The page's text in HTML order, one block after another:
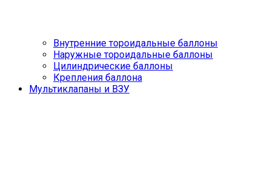
Внутренние тороидальные баллоны
Наружные тороидальные баллоны
Цилиндрические баллоны
Крепления баллона
Мультиклапаны и ВЗУ